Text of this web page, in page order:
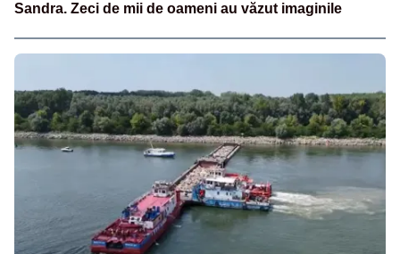
Sandra. Zeci de mii de oameni au văzut imaginile